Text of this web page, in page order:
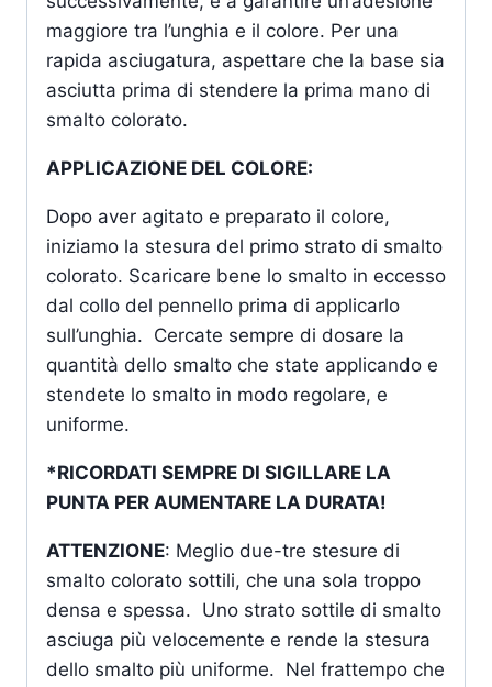
maggiore tra l’unghia e il colore. Per una
rapida asciugatura, aspettare che la base sia
asciutta prima di stendere la prima mano di
smalto colorato.
APPLICAZIONE DEL COLORE:
Dopo aver agitato e preparato il colore,
iniziamo la stesura del primo strato di smalto
colorato. Scaricare bene lo smalto in eccesso
dal collo del pennello prima di applicarlo
sull’unghia. Cercate sempre di dosare la
quantità dello smalto che state applicando e
stendete lo smalto in modo regolare, e
uniforme.
*RICORDATI SEMPRE DI SIGILLARE LA
PUNTA PER AUMENTARE LA DURATA!
ATTENZIONE: Meglio due-tre stesure di
smalto colorato sottili, che una sola troppo
densa e spessa. Uno strato sottile di smalto
asciuga più velocemente e rende la stesura
dello smalto più uniforme. Nel frattempo che